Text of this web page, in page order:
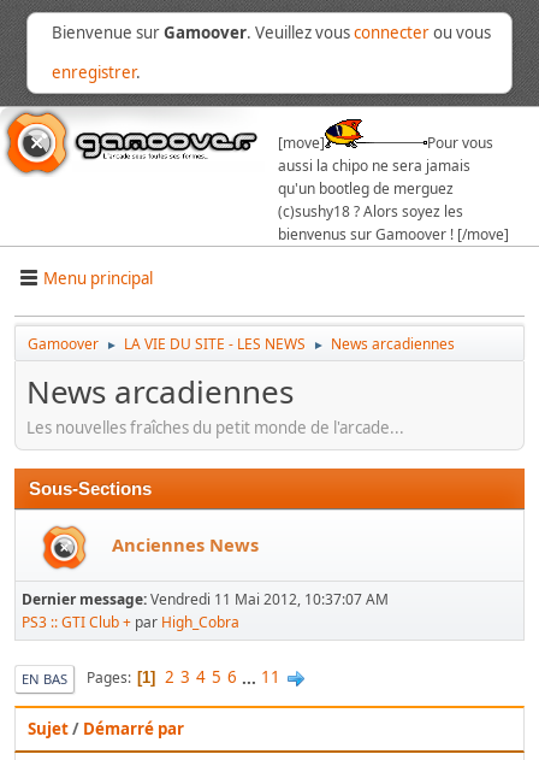
Bienvenue surGamoover. Veuillez vousconnecterou vous
enregistrer.
[move]
Pour vous
aussi la chipo ne sera jamais
qu'un bootleg de merguez
(c)sushy18 ? Alors soyez les
bienvenus sur Gamoover ! [/move]
Menu principal
Gamoover ► LA VIE DU SITE - LES NEWS ► News arcadiennes
News arcadiennes
Les nouvelles fraîches du petit monde de l'arcade...
Sous-Sections
Anciennes News
Dernier message:Vendredi 11 Mai 2012, 10:37:07 AM
PS3 :: GTI Club + par High_Cobra
EN BAS Pages 1 2 3 4 5 6 ... 11
Sujet/ Démarré par